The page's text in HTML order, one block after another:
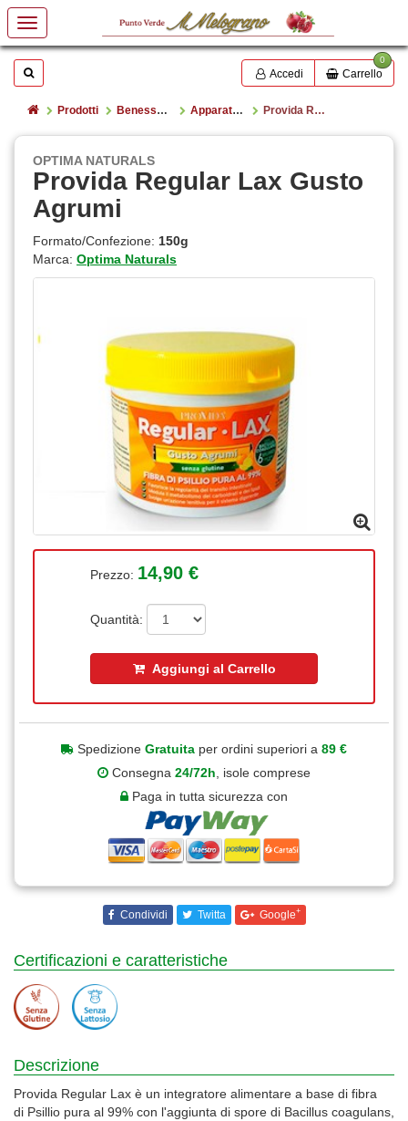
Cerca Accedi
0
Carrello
HomeProdotti Benessere e salute Apparato Digerente Provida Regular Lax Gusto Agrumi
OPTIMA NATURALS
Provida Regular Lax Gusto
Agrumi
Formato/Confezione: 150g
Marca: Optima Naturals
Prezzo: 14,90 €
Quantità:
Aggiungi al Carrello
Spedizione Gratuita per ordini superiori a 89 €
Consegna 24/72h , isole comprese
Paga in tutta sicurezza con
Condividi Twitta Google+
Certificazioni e caratteristiche
Descrizione
Provida Regular Lax è un integratore alimentare a base di fibra
di Psillio pura al 99% con l'aggiunta di spore di Bacillus coagulans,